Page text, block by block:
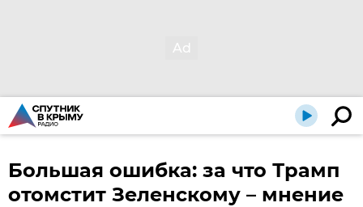
Большая ошибка: за что Трамп
отомстит Зеленскому – мнение